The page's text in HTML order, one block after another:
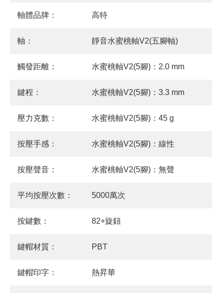
軸體品牌： 高特
軸： 靜音水蜜桃軸V2(五腳軸)
觸發距離： 水蜜桃軸V2(5腳)：2.0 mm
鍵程： 水蜜桃軸V2(5腳)：3.3 mm
壓力克數： 水蜜桃軸V2(5腳)：45 g
按壓手感： 水蜜桃軸V2(5腳)：線性
按壓聲音： 水蜜桃軸V2(5腳)：無聲
平均按壓次數： 5000萬次
按鍵數： 82+旋鈕
鍵帽材質： PBT
鍵帽印字： 熱昇華